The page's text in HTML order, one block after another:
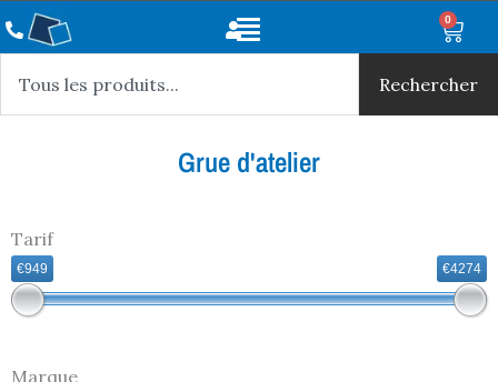
Aller
contenu
Main
0
Rechercher
Grue d'atelier
Tarif
€949 €4274
Marque